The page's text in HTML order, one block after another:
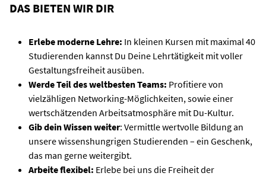
DAS BIETEN WIR DIR
Erlebe moderne Lehre: In kleinen Kursen mit maximal 40
Studierenden kannst Du Deine Lehrtätigkeit mit voller
Gestaltungsfreiheit ausüben.
Werde Teil des weltbesten Teams: Profitiere von
vielzähligen Networking-Möglichkeiten, sowie einer
wertschätzenden Arbeitsatmosphäre mit Du-Kultur.
Gib dein Wissen weiter: Vermittle wertvolle Bildung an
unsere wissenshungrigen Studierenden – ein Geschenk,
das man gerne weitergibt.
Arbeite flexibel: Erlebe bei uns die Freiheit der